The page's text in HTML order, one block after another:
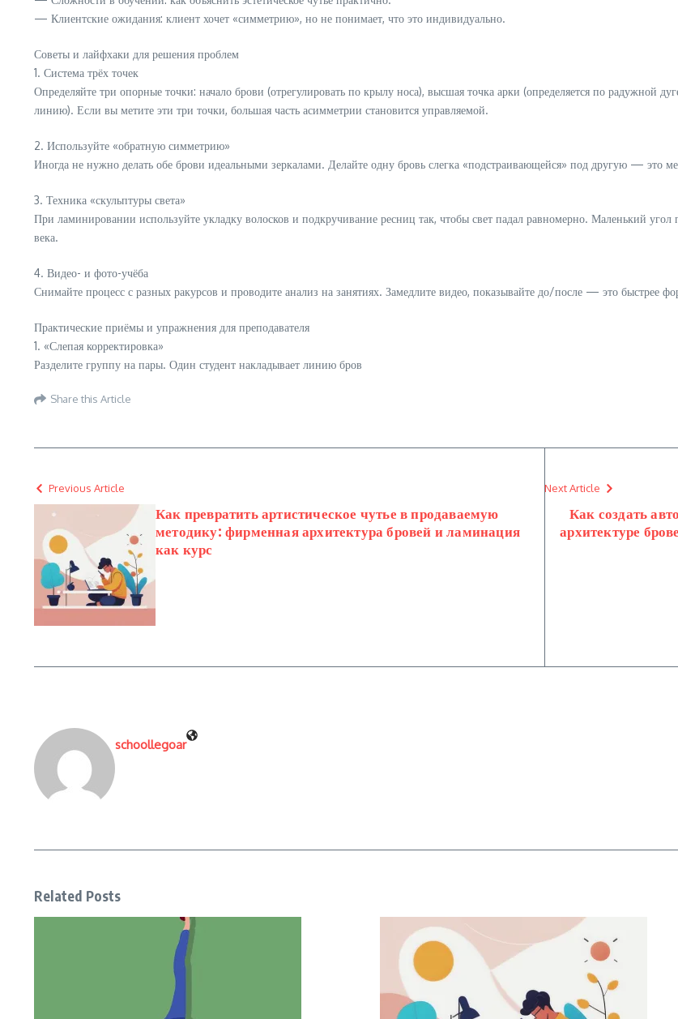
— Клиентские ожидания: клиент хочет «симметрию», но не понимает, что это индивидуально.
Советы и лайфхаки для решения проблем
1. Система трёх точек
Определяйте три опорные точки: начало брови (отрегулировать по крылу носа), высшая точка арки (определяется по радужной
линию). Если вы метите эти три точки, большая часть асимметрии становится управляемой.
2. Используйте «обратную симметрию»
Иногда не нужно делать обе брови идеальными зеркалами. Делайте одну бровь слегка «подстраивающейся» под другую — это
3. Техника «скульптуры света»
При ламинировании используйте укладку волосков и подкручивание ресниц так, чтобы свет падал равномерно. Маленький угол
века.
4. Видео- и фото-учёба
Снимайте процесс с разных ракурсов и проводите анализ на занятиях. Замедлите видео, показывайте до/после — это быстрее
Практические приёмы и упражнения для преподавателя
1. «Слепая корректировка»
Разделите группу на пары. Один студент накладывает линию бров
Share this Article
Previous Article
Как превратить артистическое чутье в продаваемую
методику: фирменная архитектура бровей и ламинация
как курс
Next Article
Как создать
архитектуре
schoollegoar
Related Posts